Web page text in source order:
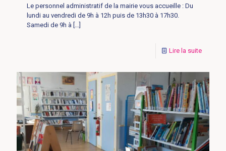
Le personnel administratif de la mairie vous accueille : Du
lundi au vendredi de 9h à 12h puis de 13h30 à 17h30.
Samedi de 9h à […]
Lire la suite